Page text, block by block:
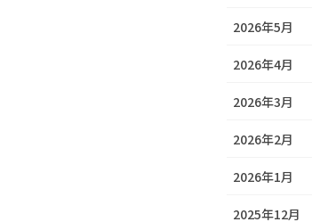
2026年5月
2026年4月
2026年3月
2026年2月
2026年1月
2025年12月